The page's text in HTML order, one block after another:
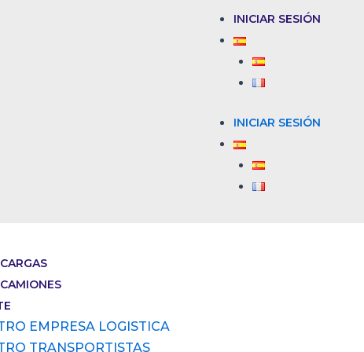
INICIAR SESIÓN
INICIAR SESIÓN
EMPRESA LOGISTICA
TRANSPORTISTAS